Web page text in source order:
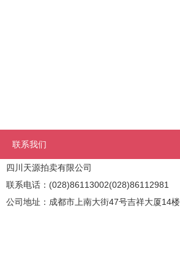
联系我们
四川天源拍卖有限公司
联系电话：(028)86113002(028)86112981
公司地址：成都市上南大街47号吉祥大厦14楼